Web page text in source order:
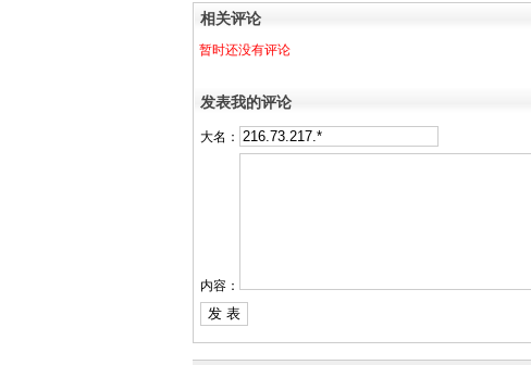
相关评论
暂时还没有评论
发表我的评论
大名：
内容：